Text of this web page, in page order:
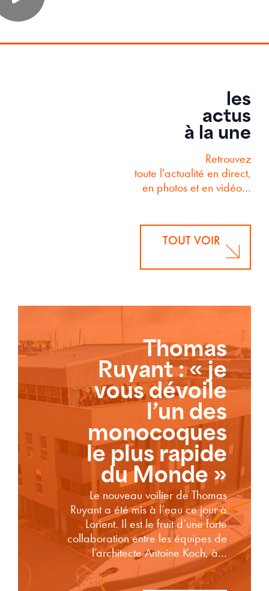
les
actus
à la une
Retrouvez
toute l'actualité en direct,
en photos et en vidéo…
TOUT VOIR
Thomas
Ruyant : « je
vous dévoile
l’un des
monocoques
le plus rapide
du Monde »
Le nouveau voilier de Thomas
Ruyant a été mis à l’eau ce jour à
Lorient. Il est le fruit d’une forte
collaboration entre les équipes de
l’architecte Antoine Koch, à…